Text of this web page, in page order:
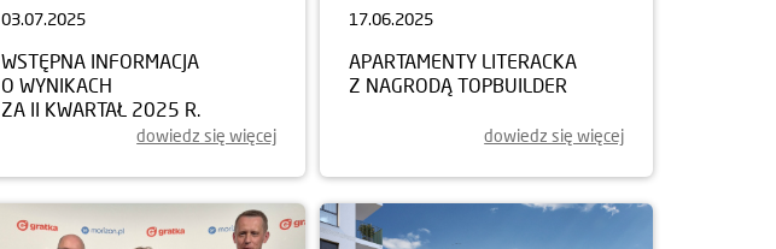
03.07.2025
WSTĘPNA INFORMACJA
O WYNIKACH
ZA II KWARTAŁ 2025 R.
dowiedz się więcej
17.06.2025
APARTAMENTY LITERACKA
Z NAGRODĄ TOPBUILDER
dowiedz się więcej